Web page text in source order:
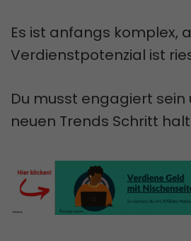
Es ist anfangs komplex,
Verdienstpotenzial ist
Du musst engagiert sein
neuen Trends Schritt